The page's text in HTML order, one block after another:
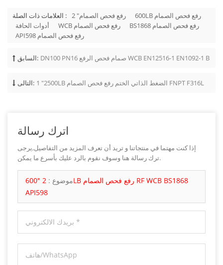
العلامات ذات الصلة : 2 "رفع فحص الصمام
600LB رفع فحص الصمام
أدوات الحافة
WCB رفع فحص الصمام
BS1868 رفع فحص الصمام
API598 رفع فحص الصمام
السابق: DN100 PN16 صمام فحص الرفع WCB EN12516-1 EN1092-1 B
التالى: 1 "2500LB الضغط الذاتي الختم رفع فحص الصمام FNPT F316L
اترك رسالة
إذا كنت مهتما في منتجاتنا و تريد أن تعرف المزيد من التفاصيل,يرجى
ترك رسالة هنا وسوف نقوم بالرد عليك بأسرع ما يمكن.
موضوع :
2 "600LB رفع فحص الصمام RF WCB BS1868
API598